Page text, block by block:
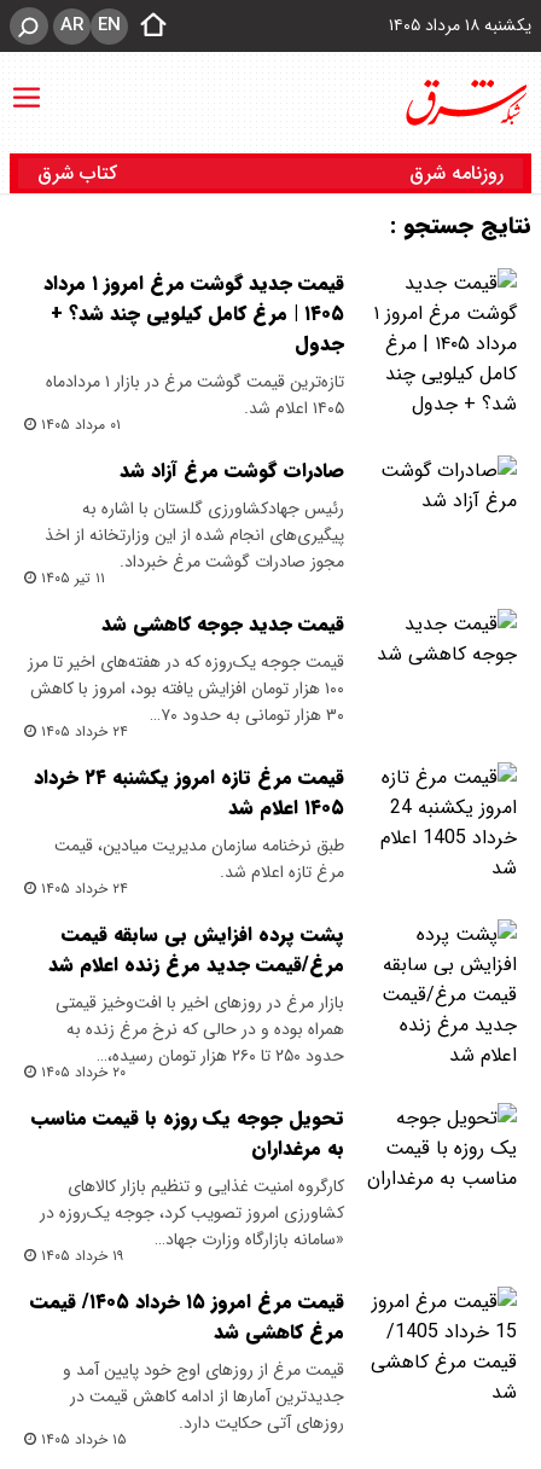
یکشنبه ۱۸ مرداد ۱۴۰۵ EN
AR
روزنامه شرق کتاب شرق
نتایج جستجو :
قیمت جدید گوشت مرغ امروز ۱ مرداد
۱۴۰۵ | مرغ کامل کیلویی چند شد؟ +
جدول
تازه‌ترین قیمت گوشت مرغ در بازار ۱ مردادماه
۱۴۰۵ اعلام شد.
۰۱ مرداد ۱۴۰۵
صادرات گوشت مرغ آزاد شد
رئیس جهادکشاورزی گلستان با اشاره به
پیگیری‌های انجام شده از این وزارتخانه از اخذ
مجوز صادرات گوشت مرغ خبرداد.
۱۱ تیر ۱۴۰۵
قیمت جدید جوجه کاهشی شد
قیمت جوجه یک‌روزه که در هفته‌های اخیر تا مرز
۱۰۰ هزار تومان افزایش یافته بود، امروز با کاهش
۳۰ هزار تومانی به حدود ۷۰…
۲۴ خرداد ۱۴۰۵
قیمت مرغ تازه امروز یکشنبه ۲۴ خرداد
۱۴۰۵ اعلام شد
طبق نرخنامه سازمان مدیریت میادین، قیمت
مرغ تازه اعلام شد.
۲۴ خرداد ۱۴۰۵
پشت پرده افزایش بی سابقه قیمت
مرغ/قیمت جدید مرغ زنده اعلام شد
بازار مرغ در روزهای اخیر با افت‌وخیز قیمتی
همراه بوده و در حالی که نرخ مرغ زنده به
حدود ۲۵۰ تا ۲۶۰ هزار تومان رسیده،…
۲۰ خرداد ۱۴۰۵
تحویل جوجه یک روزه با قیمت مناسب
به مرغداران
کارگروه امنیت غذایی و تنظیم بازار کالاهای
کشاورزی امروز تصویب کرد، جوجه یک‌روزه در
«سامانه بازارگاه وزارت جهاد…
۱۹ خرداد ۱۴۰۵
قیمت مرغ امروز ۱۵ خرداد ۱۴۰۵/ قیمت
مرغ کاهشی شد
قیمت مرغ از روزهای اوج خود پایین آمد و
جدیدترین آمارها از ادامه کاهش قیمت در
روزهای آتی حکایت دارد.
۱۵ خرداد ۱۴۰۵